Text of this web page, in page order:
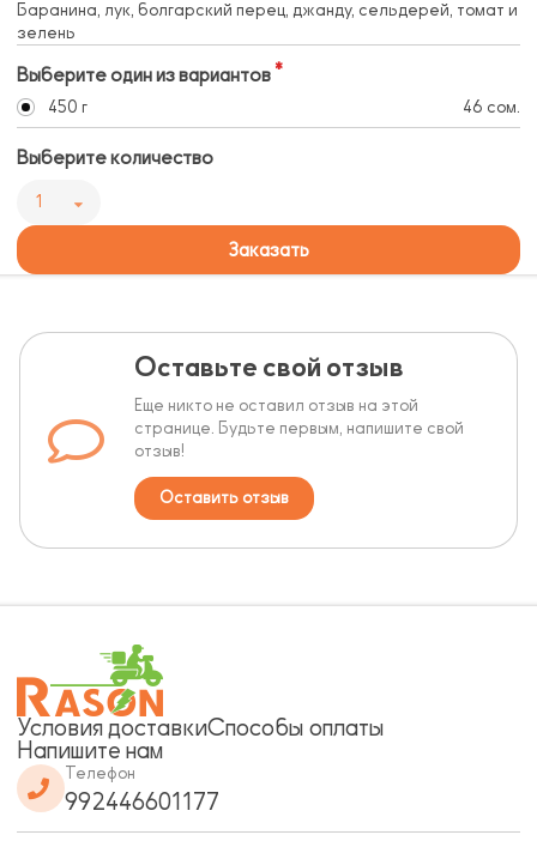
Баранина, лук, болгарский перец, джанду, сельдерей, томат и
зелень
Выберите один из вариантов
450 г 46 сом.
Выберите количество
1
Заказать
Оставьте свой отзыв
Еще никто не оставил отзыв на этой
странице. Будьте первым, напишите свой
отзыв!
Оставить отзыв
Условия доставкиСпособы оплаты
Напишите нам
Телефон
992446601177